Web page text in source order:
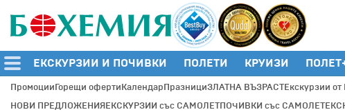
ЕКСКУРЗИИ И ПОЧИВКИ ПОЛЕТИ КРУИЗИ
ПромоцииГорещи офертиКалендарПразнициЗЛАТНА ВЪЗРАСТЕкскурзии
НОВИ ПРЕДЛОЖЕНИЯЕКСКУРЗИИ със САМОЛЕТПОЧИВКИ със САМОЛЕТ